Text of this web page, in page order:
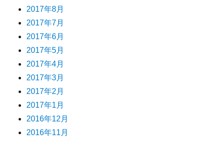
2017年8月
2017年7月
2017年6月
2017年5月
2017年4月
2017年3月
2017年2月
2017年1月
2016年12月
2016年11月